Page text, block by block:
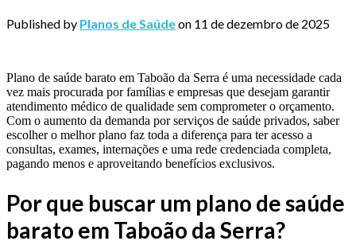
Published by Planos de Saúdeon 11 de dezembro de 2025
Plano de saúde barato em Taboão da Serra é uma necessidade cada
vez mais procurada por famílias e empresas que desejam garantir
atendimento médico de qualidade sem comprometer o orçamento.
Com o aumento da demanda por serviços de saúde privados, saber
escolher o melhor plano faz toda a diferença para ter acesso a
consultas, exames, internações e uma rede credenciada completa,
pagando menos e aproveitando benefícios exclusivos.
Por que buscar um plano de saúde
barato em Taboão da Serra?